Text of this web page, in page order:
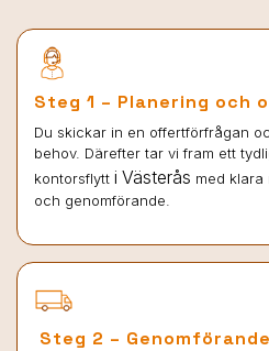
Steg 1 – Planering och
Du skickar in en offertförfrågan
behov. Därefter tar vi fram ett
kontorsflytt i Västerås med klara
och genomförande.
Steg 2 –